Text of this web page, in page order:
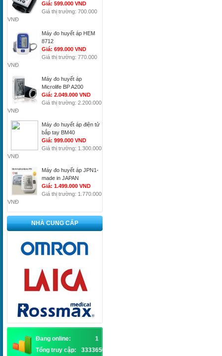
Giá: 599.000 VND
Giá thị trường: 700.000
VNĐ
Máy đo huyết áp HEM
8712
Giá: 699.000 VND
Giá thị trường: 770.000
VNĐ
Máy đo huyết áp
Microlife BP A200
Giá: 2.049.000 VND
Giá thị trường: 2.200.000
VNĐ
Máy đo huyết áp điện tử
bắp tay BM40
Giá: 999.000 VND
Giá thị trường: 1.300.000
VNĐ
Máy đo huyết áp JPN1-
made in JAPAN
Giá: 1.499.000 VND
Giá thị trường: 1.770.000
VNĐ
NHÀ CUNG CẤP
Đang online:
1
Tổng truy cập:
3333656